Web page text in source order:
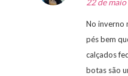
22 de
No inverno
pés bem
calçados
botas são